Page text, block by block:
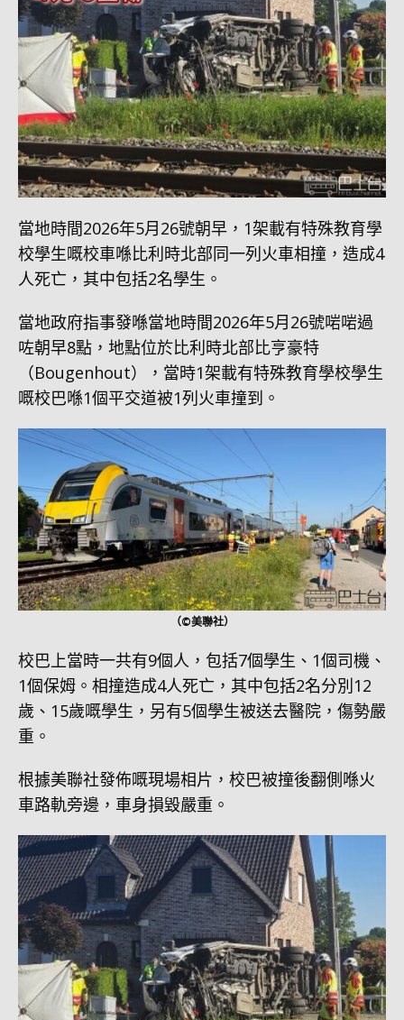
當地時間2026年5月26號朝早，1架載有特殊教育學
校學生嘅校車喺比利時北部同一列火車相撞，造成4
人死亡，其中包括2名學生。
當地政府指事發喺當地時間2026年5月26號啱啱過
咗朝早8點，地點位於比利時北部比亨豪特
（Bougenhout），當時1架載有特殊教育學校學生
嘅校巴喺1個平交道被1列火車撞到。
（©美聯社）
校巴上當時一共有9個人，包括7個學生、1個司機、
1個保姆。相撞造成4人死亡，其中包括2名分別12
歲、15歲嘅學生，另有5個學生被送去醫院，傷勢嚴
重。
根據美聯社發佈嘅現場相片，校巴被撞後翻側喺火
車路軌旁邊，車身損毀嚴重。